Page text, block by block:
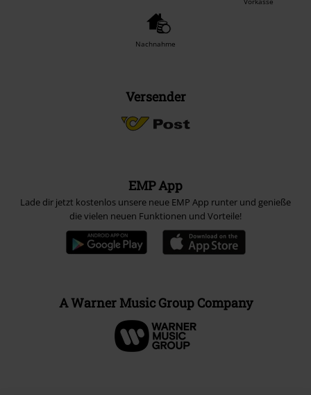
Nachnahme
Versender
EMP App
Lade dir jetzt kostenlos unsere neue EMP App runter und genieße
die vielen neuen Funktionen und Vorteile!
A Warner Music Group Company